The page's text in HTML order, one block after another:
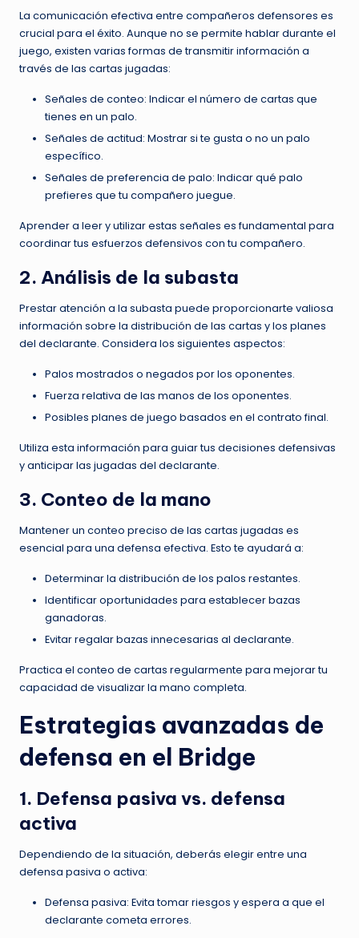
La comunicación efectiva entre compañeros defensores es
crucial para el éxito. Aunque no se permite hablar durante el
juego, existen varias formas de transmitir información a
través de las cartas jugadas:
Señales de conteo: Indicar el número de cartas que
tienes en un palo.
Señales de actitud: Mostrar si te gusta o no un palo
específico.
Señales de preferencia de palo: Indicar qué palo
prefieres que tu compañero juegue.
Aprender a leer y utilizar estas señales es fundamental para
coordinar tus esfuerzos defensivos con tu compañero.
2. Análisis de la subasta
Prestar atención a la subasta puede proporcionarte valiosa
información sobre la distribución de las cartas y los planes
del declarante. Considera los siguientes aspectos:
Palos mostrados o negados por los oponentes.
Fuerza relativa de las manos de los oponentes.
Posibles planes de juego basados en el contrato final.
Utiliza esta información para guiar tus decisiones defensivas
y anticipar las jugadas del declarante.
3. Conteo de la mano
Mantener un conteo preciso de las cartas jugadas es
esencial para una defensa efectiva. Esto te ayudará a:
Determinar la distribución de los palos restantes.
Identificar oportunidades para establecer bazas
ganadoras.
Evitar regalar bazas innecesarias al declarante.
Practica el conteo de cartas regularmente para mejorar tu
capacidad de visualizar la mano completa.
Estrategias avanzadas de
defensa en el Bridge
1. Defensa pasiva vs. defensa
activa
Dependiendo de la situación, deberás elegir entre una
defensa pasiva o activa:
Defensa pasiva: Evita tomar riesgos y espera a que el
declarante cometa errores.